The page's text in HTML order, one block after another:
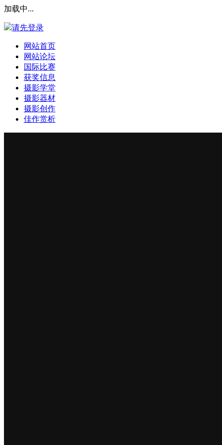
加载中...
请先登录
网站首页
网站论坛
国际比赛
获奖信息
摄影学堂
摄影器材
摄影创作
佳作赏析